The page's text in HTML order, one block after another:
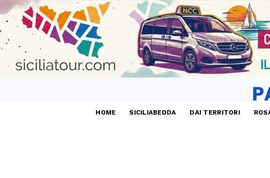
PUBBLICITÀ
HOME SICILIABEDDA DAI TERRITORI